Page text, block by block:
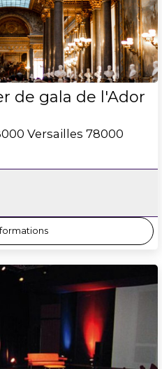
de gala de l'Ador
Versailles 78000